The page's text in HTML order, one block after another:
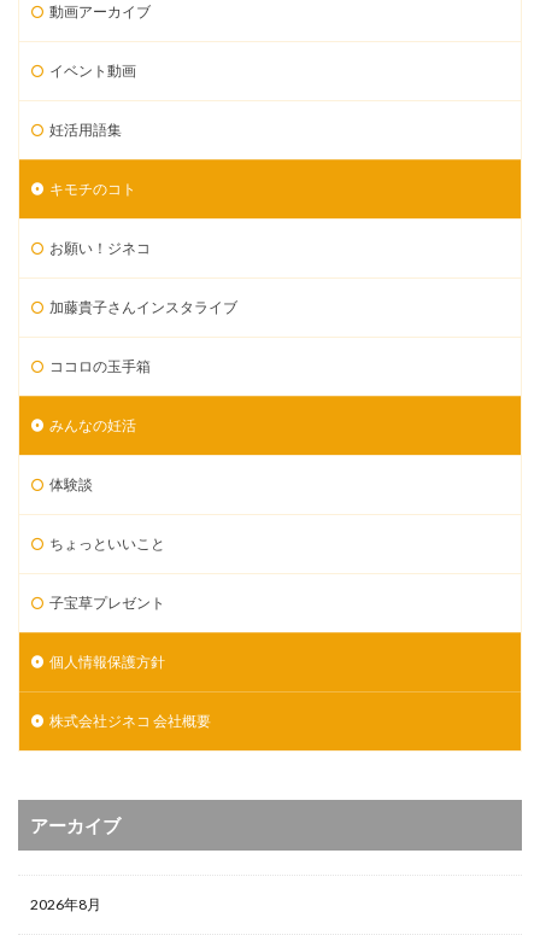
動画アーカイブ
イベント動画
妊活用語集
キモチのコト
お願い！ジネコ
加藤貴子さんインスタライブ
ココロの玉手箱
みんなの妊活
体験談
ちょっといいこと
子宝草プレゼント
個人情報保護方針
株式会社ジネコ 会社概要
アーカイブ
2026年8月